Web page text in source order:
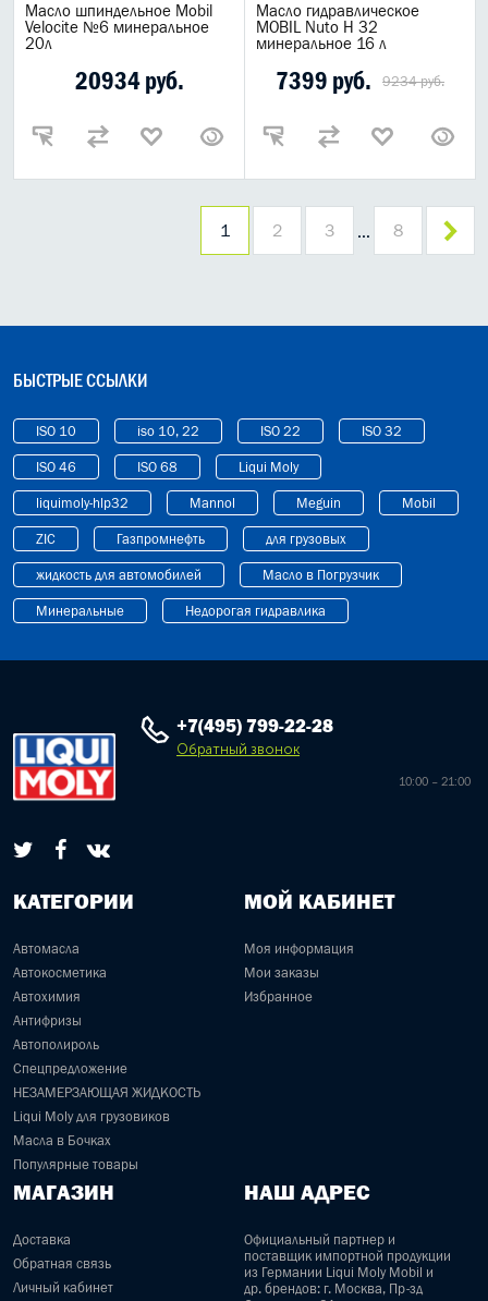
Масло шпиндельное Mobil
Velocite №6 минеральное
20л
20934 руб.
Масло гидравлическое
MOBIL Nuto H 32
минеральное 16 л
7399 руб. 9234 руб.
1 2 3 … 8
БЫСТРЫЕ ССЫЛКИ
ISO 10 iso 10, 22 ISO 22 ISO 32
ISO 46 ISO 68 Liqui Moly
liquimoly-hlp32 Mannol Meguin Mobil
ZIC Газпромнефть для грузовых
жидкость для автомобилей Масло в Погрузчик
Минеральные Недорогая гидравлика
+7(495) 799-22-28
Обратный звонок
10:00 – 21:00
КАТЕГОРИИ
Автомасла
Автокосметика
Автохимия
Антифризы
Автополироль
Спецпредложение
НЕЗАМЕРЗАЮЩАЯ ЖИДКОСТЬ
Liqui Moly для грузовиков
Масла в Бочках
Популярные товары
МОЙ КАБИНЕТ
Моя информация
Мои заказы
Избранное
МАГАЗИН
Доставка
Обратная связь
Личный кабинет
НАШ АДРЕС
Официальный партнер и
поставщик импортной продукции
из Германии Liqui Moly Mobil и
др. брендов: г. Москва, Пр-зд